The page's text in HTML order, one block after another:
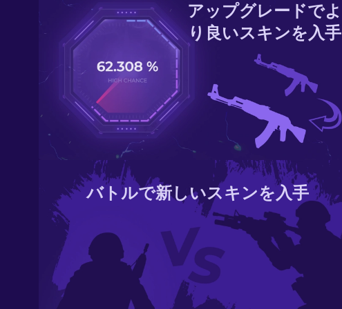
アップグレードでよ
り良いスキンを入手
バトルで新しいスキンを入手